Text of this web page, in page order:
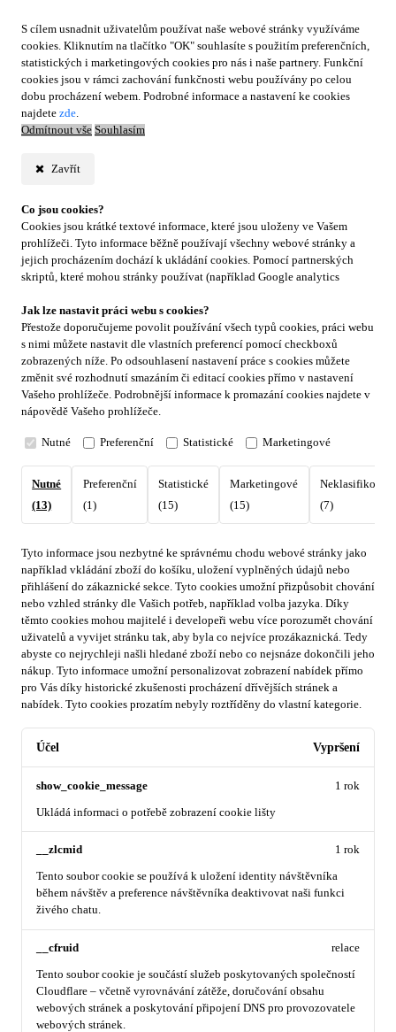
S cílem usnadnit uživatelům používat naše webové stránky využíváme
cookies. Kliknutím na tlačítko "OK" souhlasíte s použitím preferenčních,
statistických i marketingových cookies pro nás i naše partnery. Funkční
cookies jsou v rámci zachování funkčnosti webu používány po celou
dobu procházení webem. Podrobné informace a nastavení ke cookies
najdete zde.
Odmítnout vše Souhlasím
Zavřít
Co jsou cookies?
Cookies jsou krátké textové informace, které jsou uloženy ve Vašem
prohlížeči. Tyto informace běžně používají všechny webové stránky a
jejich procházením dochází k ukládání cookies. Pomocí partnerských
skriptů, které mohou stránky používat (například Google analytics
Jak lze nastavit práci webu s cookies?
Přestože doporučujeme povolit používání všech typů cookies, práci webu
s nimi můžete nastavit dle vlastních preferencí pomocí checkboxů
zobrazených níže. Po odsouhlasení nastavení práce s cookies můžete
změnit své rozhodnutí smazáním či editací cookies přímo v nastavení
Vašeho prohlížeče. Podrobnější informace k promazání cookies najdete v
nápovědě Vašeho prohlížeče.
Nutné Preferenční Statistické Marketingové
Nutné
(13)
Preferenční
(1)
Statistické
(15)
Marketingové
(15)
(7)
Tyto informace jsou nezbytné ke správnému chodu webové stránky jako
například vkládání zboží do košíku, uložení vyplněných údajů nebo
přihlášení do zákaznické sekce. Tyto cookies umožní přizpůsobit chování
nebo vzhled stránky dle Vašich potřeb, například volba jazyka. Díky
těmto cookies mohou majitelé i developeři webu více porozumět chování
uživatelů a vyvijet stránku tak, aby byla co nejvíce prozákaznická. Tedy
abyste co nejrychleji našli hledané zboží nebo co nejsnáze dokončili jeho
nákup. Tyto informace umožní personalizovat zobrazení nabídek přímo
pro Vás díky historické zkušenosti procházení dřívějších stránek a
nabídek. Tyto cookies prozatím nebyly roztříděny do vlastní kategorie.
Účel Vypršení
show_cookie_message
Ukládá informaci o potřebě zobrazení cookie lišty
1 rok
__zlcmid
Tento soubor cookie se používá k uložení identity návštěvníka
během návštěv a preference návštěvníka deaktivovat naši funkci
živého chatu.
1 rok
__cfruid
Tento soubor cookie je součástí služeb poskytovaných společností
Cloudflare – včetně vyrovnávání zátěže, doručování obsahu
webových stránek a poskytování připojení DNS pro provozovatele
webových stránek.
relace